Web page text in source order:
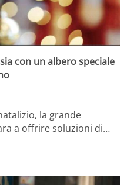
con un albero speciale
la grande
a offrire soluzioni di…